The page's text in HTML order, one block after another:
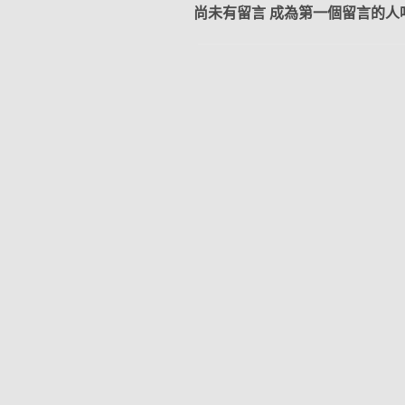
尚未有留言 成為第一個留言的人